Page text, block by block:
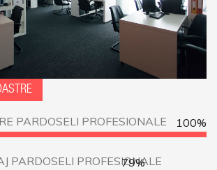
PARDOSELI PROFESIONALE 100%
PARDOSELI PROFESIONALE
79%